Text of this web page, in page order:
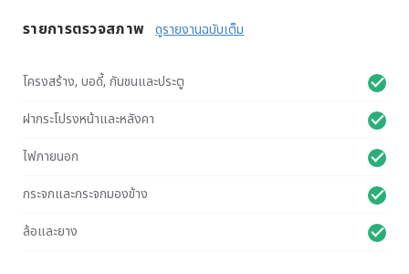
รายการตรวจสภาพ ดูรายงานฉบับเต็ม
โครงสร้าง, บอดี้, กันชนและประตู
ฝากระโปรงหน้าและหลังคา
ไฟภายนอก
กระจกและกระจกมองข้าง
ล้อและยาง